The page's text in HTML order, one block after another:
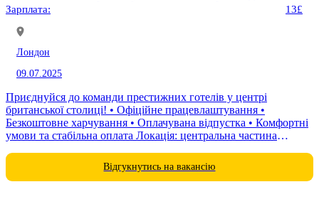
Зарплата: 13£
Лондон
09.07.2025
Приєднуйся до команди престижних готелів у центрі
британської столиці! • Офіційне працевлаштування •
Безкоштовне харчування • Оплачувана відпустка • Комфортні
умови та стабільна оплата Локація: центральна частина
Відгукнутись на вакансію